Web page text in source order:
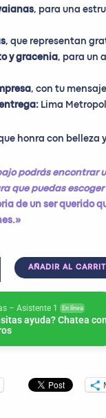
, para una
, que representan
y gracenia, para un
, con tu
Lima
honra con belleza
podrás encontrar
que puedas escoger
de un ser querido
AÑADIR AL
– Asistente 1 En línea
ayuda? Chatea con